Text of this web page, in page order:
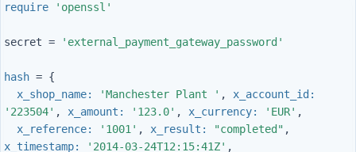
require 'openssl'
secret = 'external_payment_gateway_password'
hash = {
x_shop_name:
'Manchester Plant ' ,
'223504' , x_amount: '123.0' , x_currency: 'EUR' ,
x_reference:
'1001' , x_result: "completed" ,
x_timestamp:
'2014-03-24T12:15:41Z' ,